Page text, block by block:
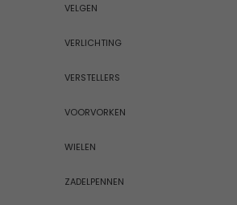
VELGEN
VERLICHTING
VERSTELLERS
VOORVORKEN
WIELEN
ZADELPENNEN